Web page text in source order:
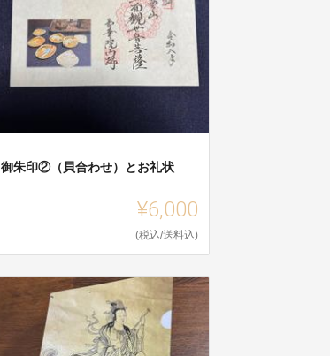
御朱印②（貝合わせ）とお礼状
¥6,000
(税込/送料込)